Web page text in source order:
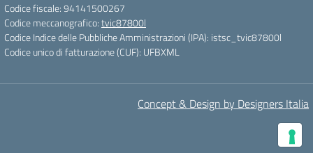
Codice fiscale: 94141500267
Codice meccanografico:tvic87800l
Codice Indice delle Pubbliche Amministrazioni (IPA): istsc_tvic87800l
Codice unico di fatturazione (CUF): UFBXML
Concept & Design by Designers Italia